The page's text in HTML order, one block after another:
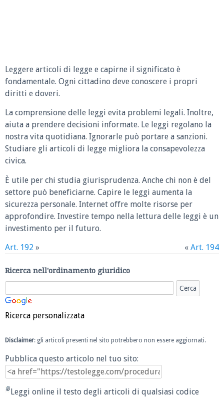
Leggere articoli di legge e capirne il significato è
fondamentale. Ogni cittadino deve conoscere i propri
diritti e doveri.
La comprensione delle leggi evita problemi legali. Inoltre,
aiuta a prendere decisioni informate. Le leggi regolano la
nostra vita quotidiana. Ignorarle può portare a sanzioni.
Studiare gli articoli di legge migliora la consapevolezza
civica.
È utile per chi studia giurisprudenza. Anche chi non è del
settore può beneficiarne. Capire le leggi aumenta la
sicurezza personale. Internet offre molte risorse per
approfondire. Investire tempo nella lettura delle leggi è un
investimento per il futuro.
Art. 192 » « Art. 194
Ricerca nell'ordinamento giuridico
Ricerca personalizzata
Disclaimer: gli articoli presenti nel sito potrebbero non essere aggiornati.
Pubblica questo articolo nel tuo sito:
Leggi online il testo degli articoli di qualsiasi codice